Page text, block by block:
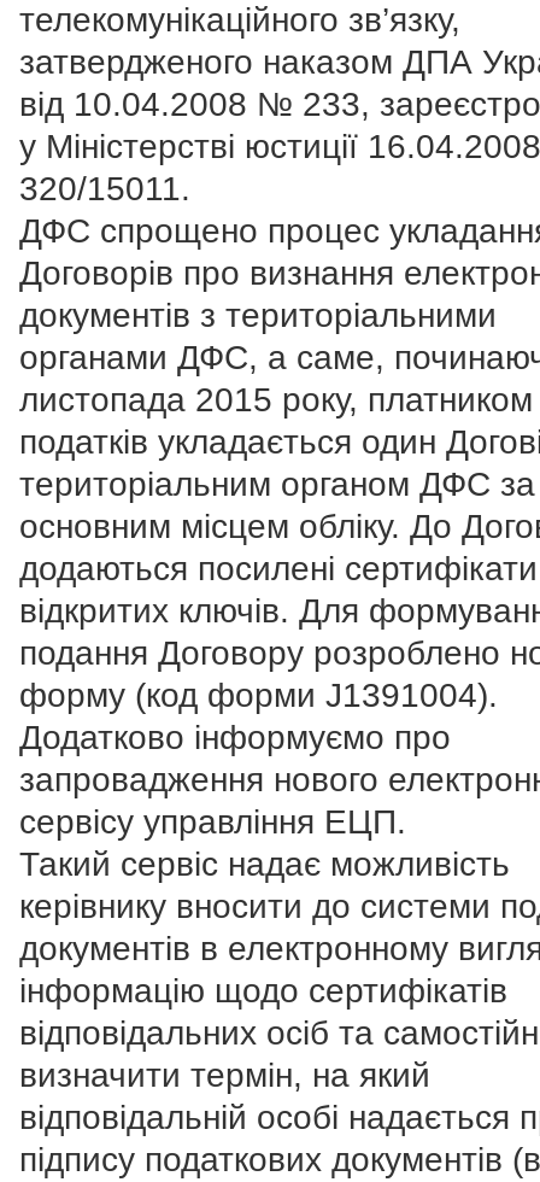
телекомунікаційного зв’язку,
затвердженого наказом ДПА
від 10.04.2008 № 233,
у Міністерстві юстиції
320/15011.
ДФС спрощено процес
Договорів про визнання
документів з територіальними
органами ДФС, а саме,
листопада 2015 року, платником
податків укладається один
територіальним органом ДФС за
основним місцем обліку. До
додаються посилені сертифікати
відкритих ключів. Для
подання Договору розроблено
форму (код форми J1391004).
Додатково інформуємо про
запровадження нового
сервісу управління ЕЦП.
Такий сервіс надає можливість
керівнику вносити до системи
документів в електронному
інформацію щодо сертифікатів
відповідальних осіб та
визначити термін, на який
відповідальній особі надається
підпису податкових документів (в